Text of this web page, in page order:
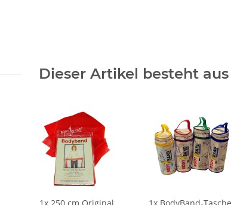
Dieser Artikel besteht aus